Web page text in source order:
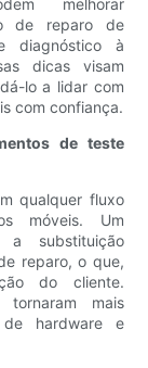
de reparo de
diagnóstico à
dicas visam
lo a lidar com
com confiança.
de teste
qualquer fluxo
móveis. Um
substituição
reparo, o que,
do cliente.
tornaram mais
hardware e